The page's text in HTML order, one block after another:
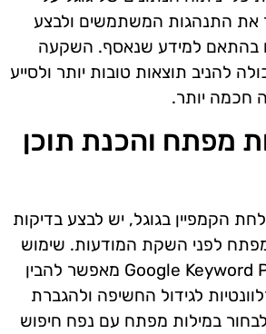
את התנהגות המשתמשים ולבצע
בהתאם למידע שנאסף. השקעה
להניב תוצאות טובות יותר ולסייע
חכמה יותר.
מפתח והכנת תוכן
הקמפיין בגוגל, יש לבצע בדיקות
לפני השקת המודעות. שימוש
בכלים כמו Google Keyword Planner מאפשר להבין
לגידול החשיפה ולהגברת
במילות מפתח עם נפח חיפוש